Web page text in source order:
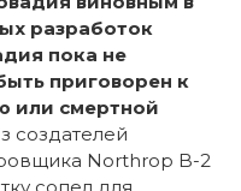
разработок
пока не
приговорен к
или смертной
создателей
Northrop B-2